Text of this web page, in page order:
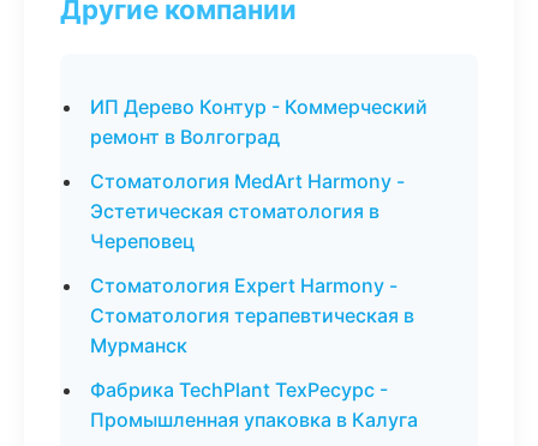
Другие компании
ИП Дерево Контур - Коммерческий
ремонт в Волгоград
Стоматология MedArt Harmony -
Эстетическая стоматология в
Череповец
Стоматология Expert Harmony -
Стоматология терапевтическая в
Мурманск
Фабрика TechPlant ТехРесурс -
Промышленная упаковка в Калуга